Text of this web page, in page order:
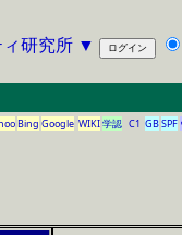
研究所 ▼
Bing Google WIKI学認 C1 GBSPF